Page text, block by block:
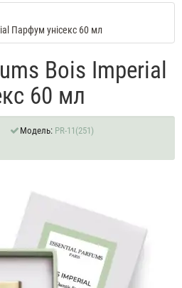
Парфум унісекс 60 мл
Bois Imperial
60 мл
Модель: PR-11(251)